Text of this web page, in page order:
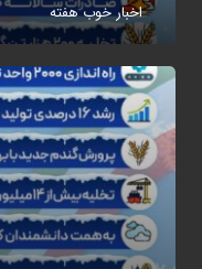
اخبار خوب هفته